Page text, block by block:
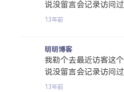
说没留言会记录访问
13年前
明明博客
我勒个去最近访客这
说没留言会记录访问
13年前